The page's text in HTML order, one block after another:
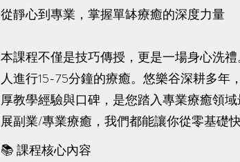
從靜心到專業，掌握單缽療癒的深度力量
本課程不僅是技巧傳授，更是一場身心洗
人進行15-75分鐘的療癒。悠樂谷深耕多
厚教學經驗與口碑，是您踏入專業療癒領
展副業/專業療癒，我們都能讓你從零基礎快
📚 課程核心內容